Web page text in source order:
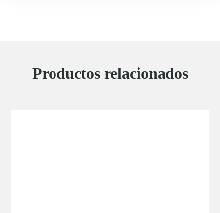
Productos relacionados